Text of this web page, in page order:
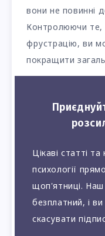
вони не повинні
Контролюючи те,
фрустрацію, ви
покращити
Цікаві статті
психології
щоп'ятниці. Наш
безплатний, і
скасувати